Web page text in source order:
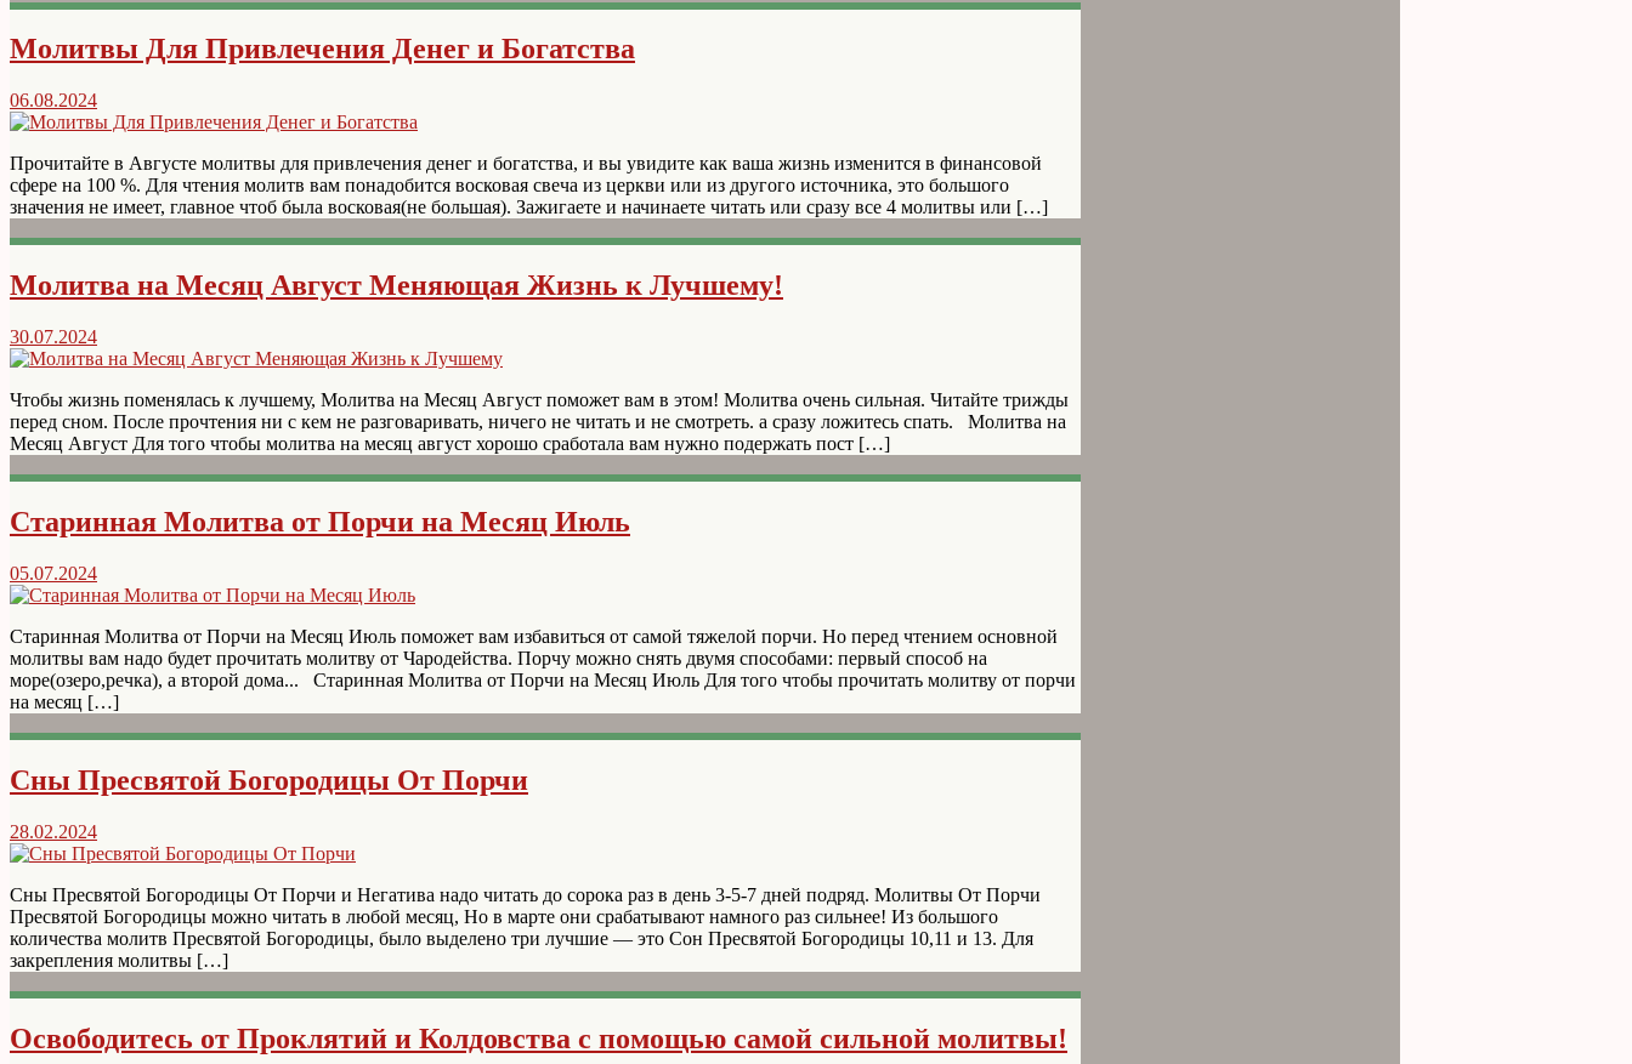
Молитвы Для Привлечения Денег и Богатства
06.08.2024
Прочитайте в Августе молитвы для привлечения денег и богатства, и вы увидите как ваша жизнь изменится в финансовой
сфере на 100 %. Для чтения молитв вам понадобится восковая свеча из церкви или из другого источника, это большого
значения не имеет, главное чтоб была восковая(не большая). Зажигаете и начинаете читать или сразу все 4 молитвы или […]
Молитва на Месяц Август Меняющая Жизнь к Лучшему!
30.07.2024
Чтобы жизнь поменялась к лучшему, Молитва на Месяц Август поможет вам в этом! Молитва очень сильная. Читайте трижды
перед сном. После прочтения ни с кем не разговаривать, ничего не читать и не смотреть. а сразу ложитесь спать. Молитва на
Месяц Август Для того чтобы молитва на месяц август хорошо сработала вам нужно подержать пост […]
Старинная Молитва от Порчи на Месяц Июль
05.07.2024
Старинная Молитва от Порчи на Месяц Июль поможет вам избавиться от самой тяжелой порчи. Но перед чтением основной
молитвы вам надо будет прочитать молитву от Чародейства. Порчу можно снять двумя способами: первый способ на
море(озеро,речка), а второй дома... Старинная Молитва от Порчи на Месяц Июль Для того чтобы прочитать молитву от порчи
на месяц […]
Сны Пресвятой Богородицы От Порчи
28.02.2024
Сны Пресвятой Богородицы От Порчи и Негатива надо читать до сорока раз в день 3-5-7 дней подряд. Молитвы От Порчи
Пресвятой Богородицы можно читать в любой месяц, Но в марте они срабатывают намного раз сильнее! Из большого
количества молитв Пресвятой Богородицы, было выделено три лучшие — это Сон Пресвятой Богородицы 10,11 и 13. Для
закрепления молитвы […]
Освободитесь от Проклятий и Колдовства с помощью самой сильной молитвы!